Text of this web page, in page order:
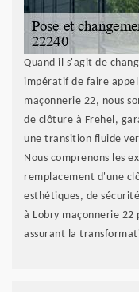
Quand il s'agit de
impératif de faire
maçonnerie 22, nous
de clôture à Frehel,
une transition fluide
Nous comprenons les
remplacement d'une
esthétiques, de
à Lobry maçonnerie 22
assurant la